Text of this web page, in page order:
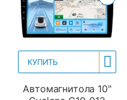
КУПИТЬ
Автомагнитола 10"